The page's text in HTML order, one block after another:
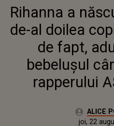
CEL
A
Rihanna a
de-al doilea
de fapt,
bebelușul
rapperului
Autor:ALICE
Actualizat:
joi, 22